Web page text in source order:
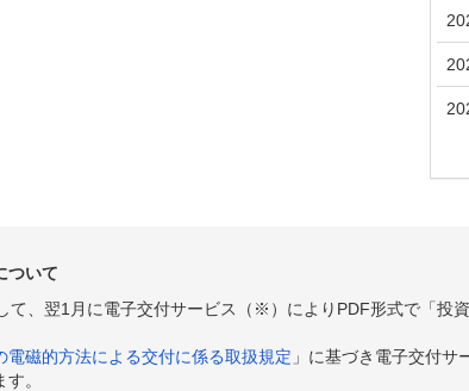
ついて
て、翌1月に電子交付サービス（※）によりPDF形式で「投
電磁的方法による交付に係る取扱規定 」に基づき電子交付サ
。